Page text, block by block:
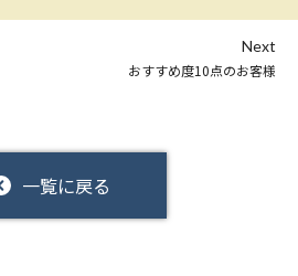
一覧に戻る
Next
おすすめ度10点のお客様